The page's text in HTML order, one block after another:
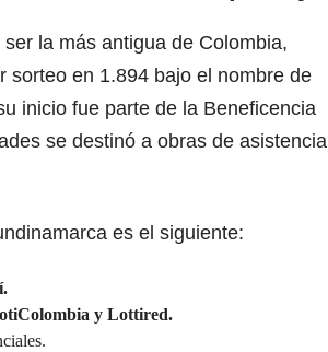
la más antigua de Colombia,
sorteo en 1.894 bajo el nombre de
inicio fue parte de la Beneficencia
se destinó a obras de asistencia
es el siguiente:
y Lottired.